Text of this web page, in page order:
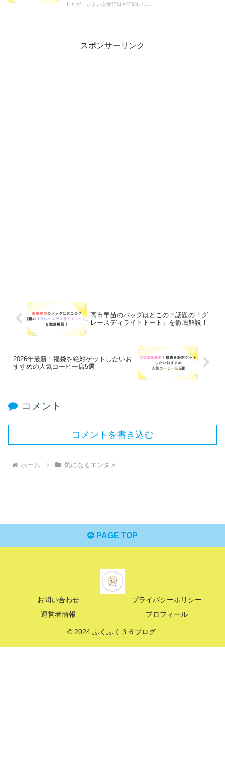
したが、いよいよ配信日や詳細につ...
スポンサーリンク
高市早苗のバッグはどこの？話題の「グ
レースディライトトート」を徹底解説！
2026年最新！福袋を絶対ゲットしたいお
すすめの人気コーヒー店5選
コメント
コメントを書き込む
ホーム 気になるエンタメ
PAGE TOP
お問い合わせ
プライバシーポリシー
運営者情報
プロフィール
© 2024 ふくふく３６ブログ.